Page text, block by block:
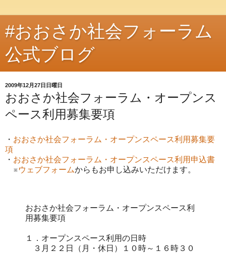
#おおさか社会フォーラム
公式ブログ
2009年12月27日日曜日
おおさか社会フォーラム・オープンス
ペース利用募集要項
・ おおさか社会フォーラム・オープンスペース利用募集要
項
・ おおさか社会フォーラム・オープンスペース利用申込書
※ウェブフォームからもお申し込みいただけます。
おおさか社会フォーラム・オープンスペース利
用募集要項
１．オープンスペース利用の日時
３月２２日（月・休日）１０時～１６時３０